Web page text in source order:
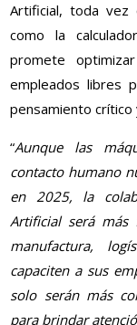
Artificial, toda vez
como la
promete
empleados libres
pensamiento crítico
“Aunque las
contacto humano
en 2025, la
Artificial será más
manufactura,
capaciten a sus
solo serán más
para brindar